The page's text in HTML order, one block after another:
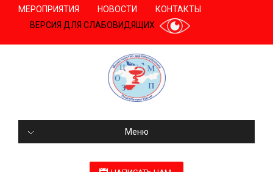
МЕРОПРИЯТИЯ НОВОСТИ
КОНТАКТЫ
ВЕРСИЯ ДЛЯ СЛАБОВИДЯЩИХ
Меню